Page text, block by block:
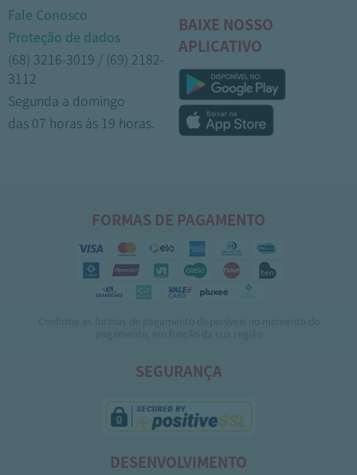
Fale Conosco
Proteção de dados
(68) 3216-3019 / (69) 2182-
3112
Segunda a domingo
das 07 horas às 19 horas.
BAIXE NOSSO
APLICATIVO
FORMAS DE PAGAMENTO
SEGURANÇA
DESENVOLVIMENTO